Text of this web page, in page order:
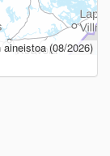
(08/2026)